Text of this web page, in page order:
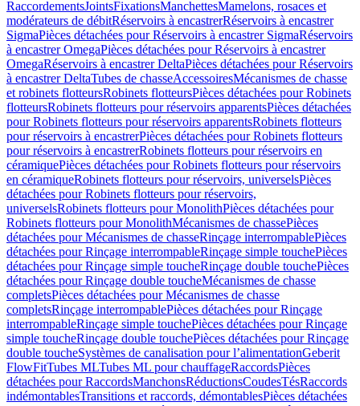
RaccordementsJointsFixationsManchettesMamelons, rosaces et
modérateurs de débitRéservoirs à encastrerRéservoirs à encastrer
SigmaPièces détachées pour Réservoirs à encastrer SigmaRéservoirs
à encastrer OmegaPièces détachées pour Réservoirs à encastrer
OmegaRéservoirs à encastrer DeltaPièces détachées pour Réservoirs
à encastrer DeltaTubes de chasseAccessoiresMécanismes de chasse
et robinets flotteursRobinets flotteursPièces détachées pour Robinets
flotteursRobinets flotteurs pour réservoirs apparentsPièces détachées
pour Robinets flotteurs pour réservoirs apparentsRobinets flotteurs
pour réservoirs à encastrerPièces détachées pour Robinets flotteurs
pour réservoirs à encastrerRobinets flotteurs pour réservoirs en
céramiquePièces détachées pour Robinets flotteurs pour réservoirs
en céramiqueRobinets flotteurs pour réservoirs, universelsPièces
détachées pour Robinets flotteurs pour réservoirs,
universelsRobinets flotteurs pour MonolithPièces détachées pour
Robinets flotteurs pour MonolithMécanismes de chassePièces
détachées pour Mécanismes de chasseRinçage interrompablePièces
détachées pour Rinçage interrompableRinçage simple touchePièces
détachées pour Rinçage simple toucheRinçage double touchePièces
détachées pour Rinçage double toucheMécanismes de chasse
completsPièces détachées pour Mécanismes de chasse
completsRinçage interrompablePièces détachées pour Rinçage
interrompableRinçage simple touchePièces détachées pour Rinçage
simple toucheRinçage double touchePièces détachées pour Rinçage
double toucheSystèmes de canalisation pour l’alimentationGeberit
FlowFitTubes MLTubes ML pour chauffageRaccordsPièces
détachées pour RaccordsManchonsRéductionsCoudesTésRaccords
indémontablesTransitions et raccords, démontablesPièces détachées